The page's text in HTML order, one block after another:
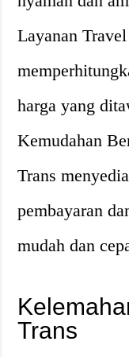
Layanan
harga yang
Kemudahan
Trans
pembayaran
mudah dan
Trans